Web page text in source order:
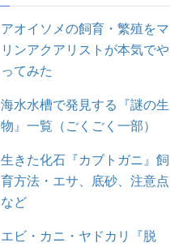
アオイソメの飼育・繁殖をマ
リンアクアリストが本気でや
ってみた
海水水槽で発見する『謎の生
物』一覧（ごくごく一部）
生きた化石『カブトガニ』飼
育方法・エサ、底砂、注意点
など
エビ・カニ・ヤドカリ『脱